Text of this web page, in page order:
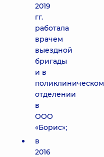
2019
гг.
работала
врачем
выездной
бригады
и в
поликлиническом
отделении
в
ООО
«Борис»;
в
2016